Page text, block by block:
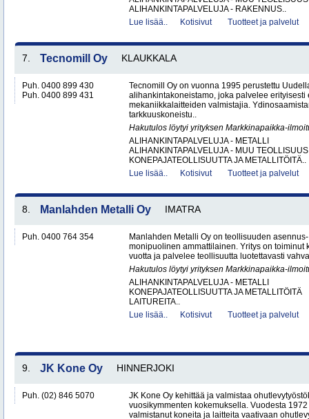
ALIHANKINTAPALVELUJA - RAKENNUS..
Lue lisää..
Kotisivut Tuotteet ja palvelut
7. Tecnomill Oy KLAUKKALA
Puh. 0400 899 430
Puh. 0400 899 431
Tecnomill Oy on vuonna 1995 perustettu
alihankintakoneistamo, joka palvelee erityisesti
mekaniikkalaitteiden valmistajia.
tarkkuuskoneistu..
Hakutulos löytyi yrityksen Markkinapaikka-
ALIHANKINTAPALVELUJA - METALLI
ALIHANKINTAPALVELUJA - MUU TEOLLISUUS
KONEPAJATEOLLISUUTTA JA METALLITÖITÄ..
Lue lisää..
Kotisivut Tuotteet ja palvelut
8. Manlahden Metalli Oy IMATRA
Puh. 0400 764 354
Manlahden Metalli Oy on teollisuuden
monipuolinen ammattilainen. Yritys on toiminut
vuotta ja palvelee teollisuutta luotettavasti
Hakutulos löytyi yrityksen Markkinapaikka-
ALIHANKINTAPALVELUJA - METALLI
KONEPAJATEOLLISUUTTA JA METALLITÖITÄ
LAITUREITA..
Lue lisää..
Kotisivut Tuotteet ja palvelut
9. JK Kone Oy HINNERJOKI
Puh. (02) 846 5070
JK Kone Oy kehittää ja valmistaa
vuosikymmenten kokemuksella. Vuodesta
valmistanut koneita ja laitteita vaativaan